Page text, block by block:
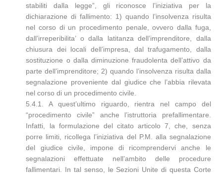
stabiliti dalla legge”, gli riconosce l’iniziativa per la
dichiarazione di fallimento: 1) quando l’insolvenza risulta
nel corso di un procedimento penale, ovvero dalla fuga,
dall’irreperibilita’ o dalla latitanza dell’imprenditore, dalla
chiusura dei locali dell’impresa, dal trafugamento, dalla
sostituzione o dalla diminuzione fraudolenta dell’attivo da
parte dell’imprenditore; 2) quando l’insolvenza risulta dalla
segnalazione proveniente dal giudice che l’abbia rilevata
nel corso di un procedimento civile.
5.4.1. A quest’ultimo riguardo, rientra nel campo del
“procedimento civile” anche l’istruttoria prefallimentare.
Infatti, la formulazione del citato articolo 7, che, senza
porre limiti, ricollega l’iniziativa del P.M. alla segnalazione
del giudice civile, impone di ricomprendervi anche le
segnalazioni effettuate nell’ambito delle procedure
fallimentari. In tal senso, le Sezioni Unite di questa Corte